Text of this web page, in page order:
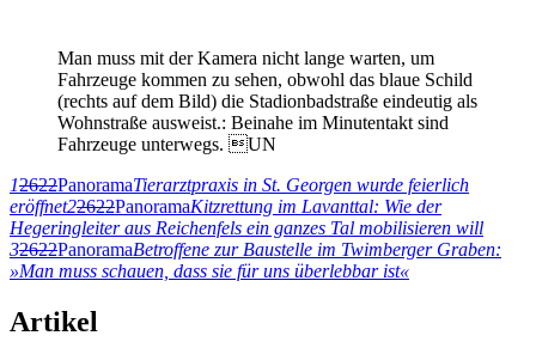
Man muss mit der Kamera nicht lange warten, um
Fahrzeuge kommen zu sehen, obwohl das blaue Schild
(rechts auf dem Bild) die Stadionbadstraße eindeutig als
Wohnstraße ausweist.: Beinahe im Minutentakt sind
Fahrzeuge unterwegs. UN
12622PanoramaTierarztpraxis in St. Georgen wurde feierlich
eröffnet22622PanoramaKitzrettung im Lavanttal: Wie der
Hegeringleiter aus Reichenfels ein ganzes Tal mobilisieren will
32622PanoramaBetroffene zur Baustelle im Twimberger Graben:
»Man muss schauen, dass sie für uns überlebbar ist«
Artikel